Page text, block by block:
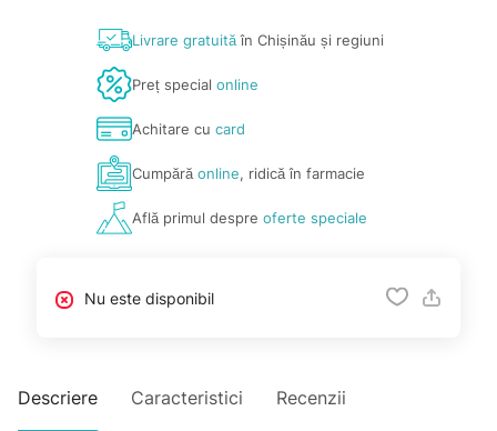
Livrare gratuităîn Chișinău și regiuni
Preț special online
Achitare cu card
Cumpărăonline, ridică în farmacie
Află primul despre oferte speciale
Nu este disponibil
Descriere Caracteristici Recenzii